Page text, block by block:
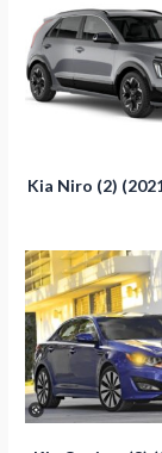
Kia Niro (2)